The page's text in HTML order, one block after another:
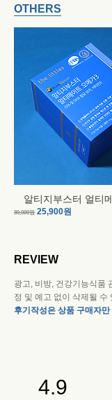
OTHERS
30,000원 25,900원
REVIEW
광고, 비방, 건강기능식품
정 및 예고 없이 삭제될 수
후기작성은 상품 구매자
4.9